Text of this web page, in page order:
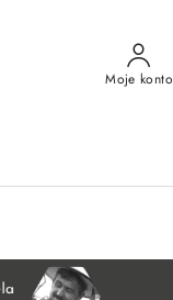
Moje konto